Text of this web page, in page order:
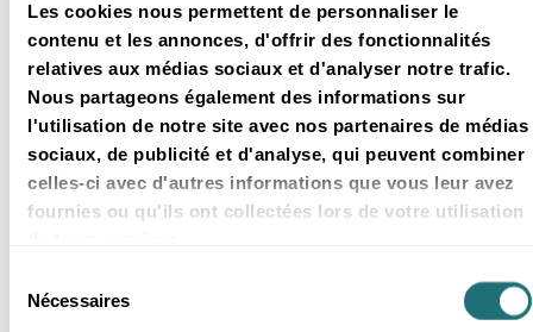
Les cookies nous permettent de personnaliser le
contenu et les annonces, d'offrir des fonctionnalités
relatives aux médias sociaux et d'analyser notre trafic.
Nous partageons également des informations sur
l'utilisation de notre site avec nos partenaires de médias
sociaux, de publicité et d'analyse, qui peuvent combiner
celles-ci avec d'autres informations que vous leur avez
fournies ou qu'ils ont collectées lors de votre utilisation
duNécessaires
Météo 16 Jan 2023
Nouvelle forte tempête liée
à la dépression Fien
avec des vents localisés dépassant